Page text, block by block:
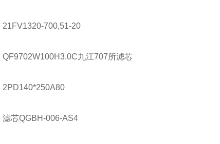
21FV1320-700,51-20
QF9702W100H3.0C九江707所滤芯
2PD140*250A80
滤芯QGBH-006-AS4